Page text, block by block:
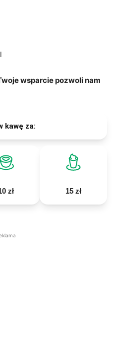
wsparcie pozwoli nam
kawę za:
zł 15 zł